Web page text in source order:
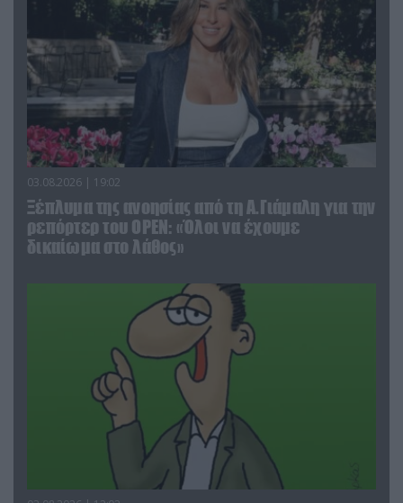
03.08.2026 | 19:02
Ξέπλυμα της ανοησίας από τη Α.Γιάμαλη για την
ρεπόρτερ του ΟΡΕΝ: «Όλοι να έχουμε
δικαίωμα στο λάθος»